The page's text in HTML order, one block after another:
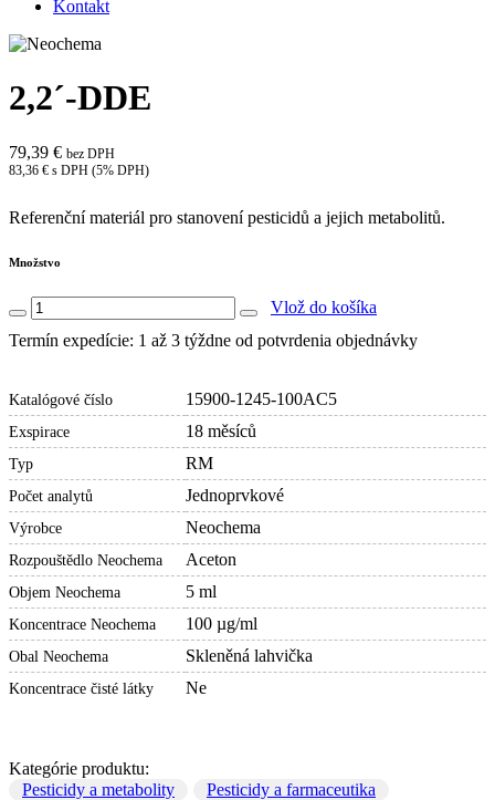
Kontakt
2,2´-DDE
79,39 € bez DPH
83,36 € s DPH (5% DPH)
Referenční materiál pro stanovení pesticidů a jejich metabolitů.
Množstvo
Vlož do košíka
Termín expedície: 1 až 3 týždne od potvrdenia objednávky
Katalógové číslo 15900-1245-100AC5
Exspirace 18 měsíců
Typ RM
Počet analytů Jednoprvkové
Výrobce Neochema
Rozpouštědlo Neochema Aceton
Objem Neochema 5 ml
Koncentrace Neochema 100 µg/ml
Obal Neochema Skleněná lahvička
Koncentrace čisté látky Ne
Kategórie produktu:
Pesticidy a metabolity
Pesticidy a farmaceutika